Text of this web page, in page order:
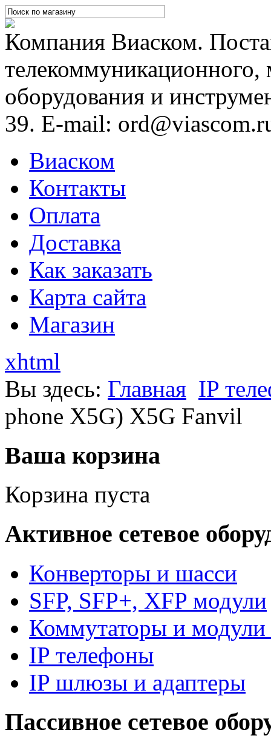
Компания Виаском.
телекоммуникационного,
оборудования и
39. E-mail:
Виаском
Контакты
Оплата
Доставка
Как заказать
Карта сайта
Магазин
xhtml
Вы здесь: Главная IP
phone X5G) X5G Fanvil
Ваша корзина
Корзина пуста
Активное сетевое
Конверторы и шасси
SFP, SFP+, XFP модули
Коммутаторы и модули
IP телефоны
IP шлюзы и адаптеры
Пассивное сетевое